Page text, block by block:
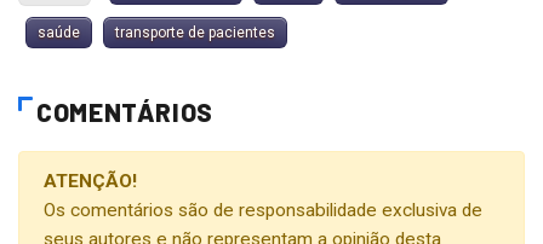
saúde transporte de pacientes
COMENTÁRIOS
ATENÇÃO!
Os comentários são de responsabilidade exclusiva de
seus autores e não representam a opinião desta